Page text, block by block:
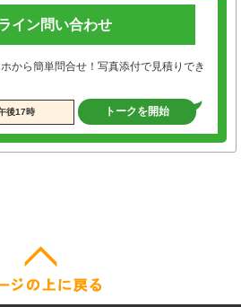
イン問い合わせ
から簡単問合せ！写真添付で見積りでき
後17時 トークを開始